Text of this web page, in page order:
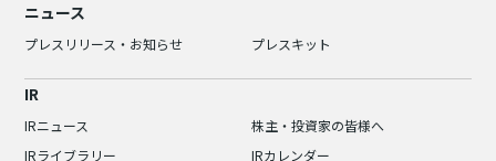
ニュース
プレスリリース・お知らせ プレスキット
IR
IRニュース
株主・投資家の皆様へ
IRライブラリー
IRカレンダー